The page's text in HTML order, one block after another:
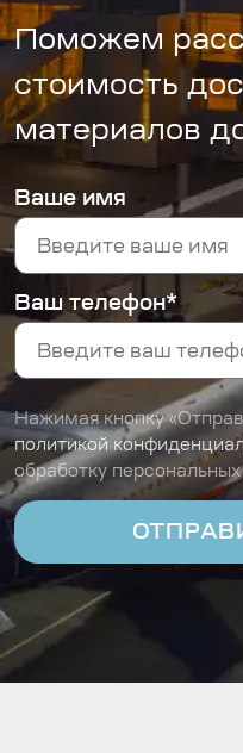
Поможем
стоимость
материалов
Ваше имя
Ваш телефон*
Нажимая кнопку
политикой
обработку